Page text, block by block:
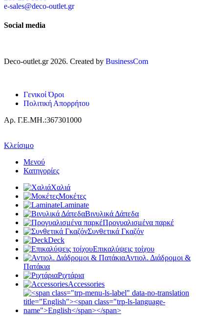
e-sales@deco-outlet.gr
Social media
Deco-outlet.gr 2026. Created by BusinessCom
Γενικοί Όροι
Πολιτική Απορρήτου
Αρ. Γ.Ε.ΜΗ.:367301000
Κλείσιμο
Μενού
Κατηγορίες
Χαλιά
Μοκέτες
Laminate
Βινυλικά Δάπεδα
Προγυαλισμένα παρκέ
Συνθετικά Γκαζόν
Deck
Επικαλύψεις τοίχου
Αντιολ. Διάδρομοι &
Πατάκια
Ριχτάρια
Accessories